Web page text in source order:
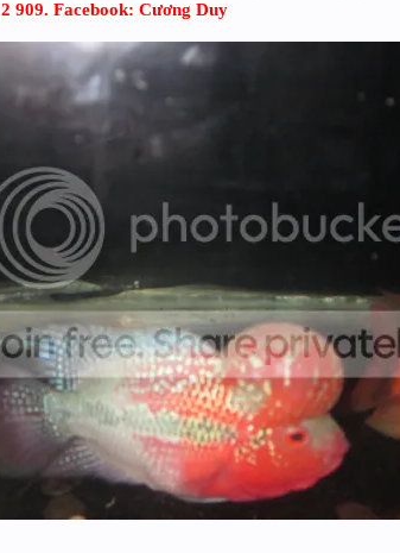
909. Facebook: Cương Duy